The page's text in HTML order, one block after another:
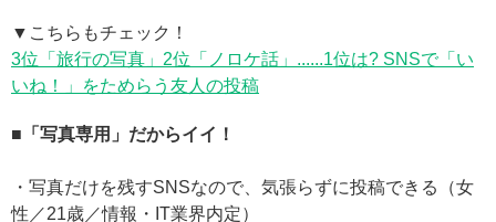
▼こちらもチェック！
3位「旅行の写真」2位「ノロケ話」......1位は? SNSで「い
いね！」をためらう友人の投稿
■「写真専用」だからイイ！
・写真だけを残すSNSなので、気張らずに投稿できる（女
性／21歳／情報・IT業界内定）